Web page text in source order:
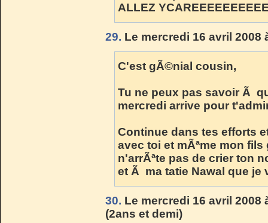
ALLEZ
29. Le mercredi 16 avril 2008
C'est gÃ©nial cousin,
Tu ne peux pas savoir Ã
mercredi arrive pour
Continue dans tes efforts
avec toi et mÃªme mon
n'arrÃªte pas de crier ton
et Ã ma tatie Nawal que je
30. Le mercredi 16 avril 2008
(2ans et demi)